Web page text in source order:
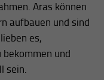
Aras können
aufbauen und sind
es,
und
sein.